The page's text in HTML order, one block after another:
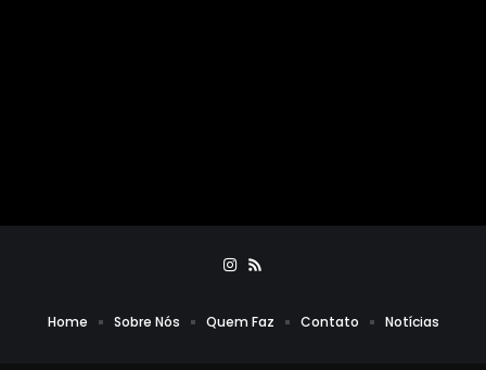
Home Sobre Nós Quem Faz Contato Notícias